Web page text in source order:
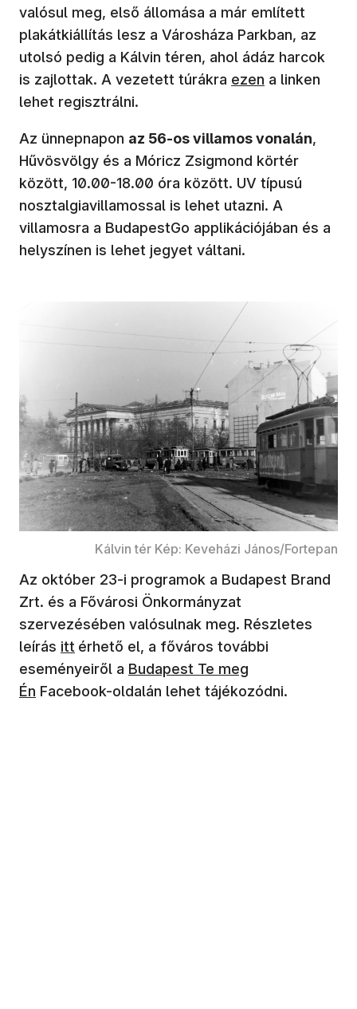
valósul meg, első állomása a már említett
plakátkiállítás lesz a Városháza Parkban, az
utolsó pedig a Kálvin téren, ahol ádáz harcok
is zajlottak. A vezetett túrákra (új ablakban nyílik
ezen a linken
lehet regisztrálni.
Az ünnepnapon az 56-os villamos vonalán,
Hűvösvölgy és a Móricz Zsigmond körtér
között, 10.00-18.00 óra között. UV típusú
nosztalgiavillamossal is lehet utazni. A
villamosra a BudapestGo applikációjában és a
helyszínen is lehet jegyet váltani.
Kálvin tér Kép: Keveházi János/Fortepan
Az október 23-i programok a Budapest Brand
Zrt. és a Fővárosi Önkormányzat
szervezésében valósulnak meg. Részletes
leírás (új ablakban nyílik meg)
itt érhető el, a főváros további
eseményeiről a (új ablakban nyílik meg)
Budapest Te meg
Én Facebook-oldalán lehet tájékozódni.